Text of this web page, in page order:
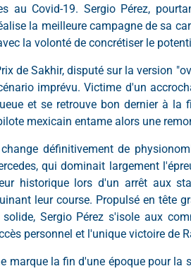
au Covid-19. Sergio Pérez,
la meilleure campagne de sa
la volonté de concrétiser le
de Sakhir, disputé sur la version
imprévu. Victime d'un
et se retrouve bon dernier à
mexicain entame alors une
définitivement de
qui dominait largement
historique lors d'un arrêt aux
leur course. Propulsé en tête
Sergio Pérez s'isole aux
personnel et l'unique victoire de
marque la fin d'une époque pour la